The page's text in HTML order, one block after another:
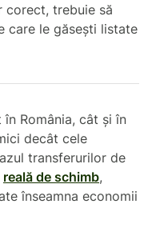
corect, trebuie să
care le găsești listate
România, cât și în
decât cele
transferurilor de
reală de schimb,
înseamna economii